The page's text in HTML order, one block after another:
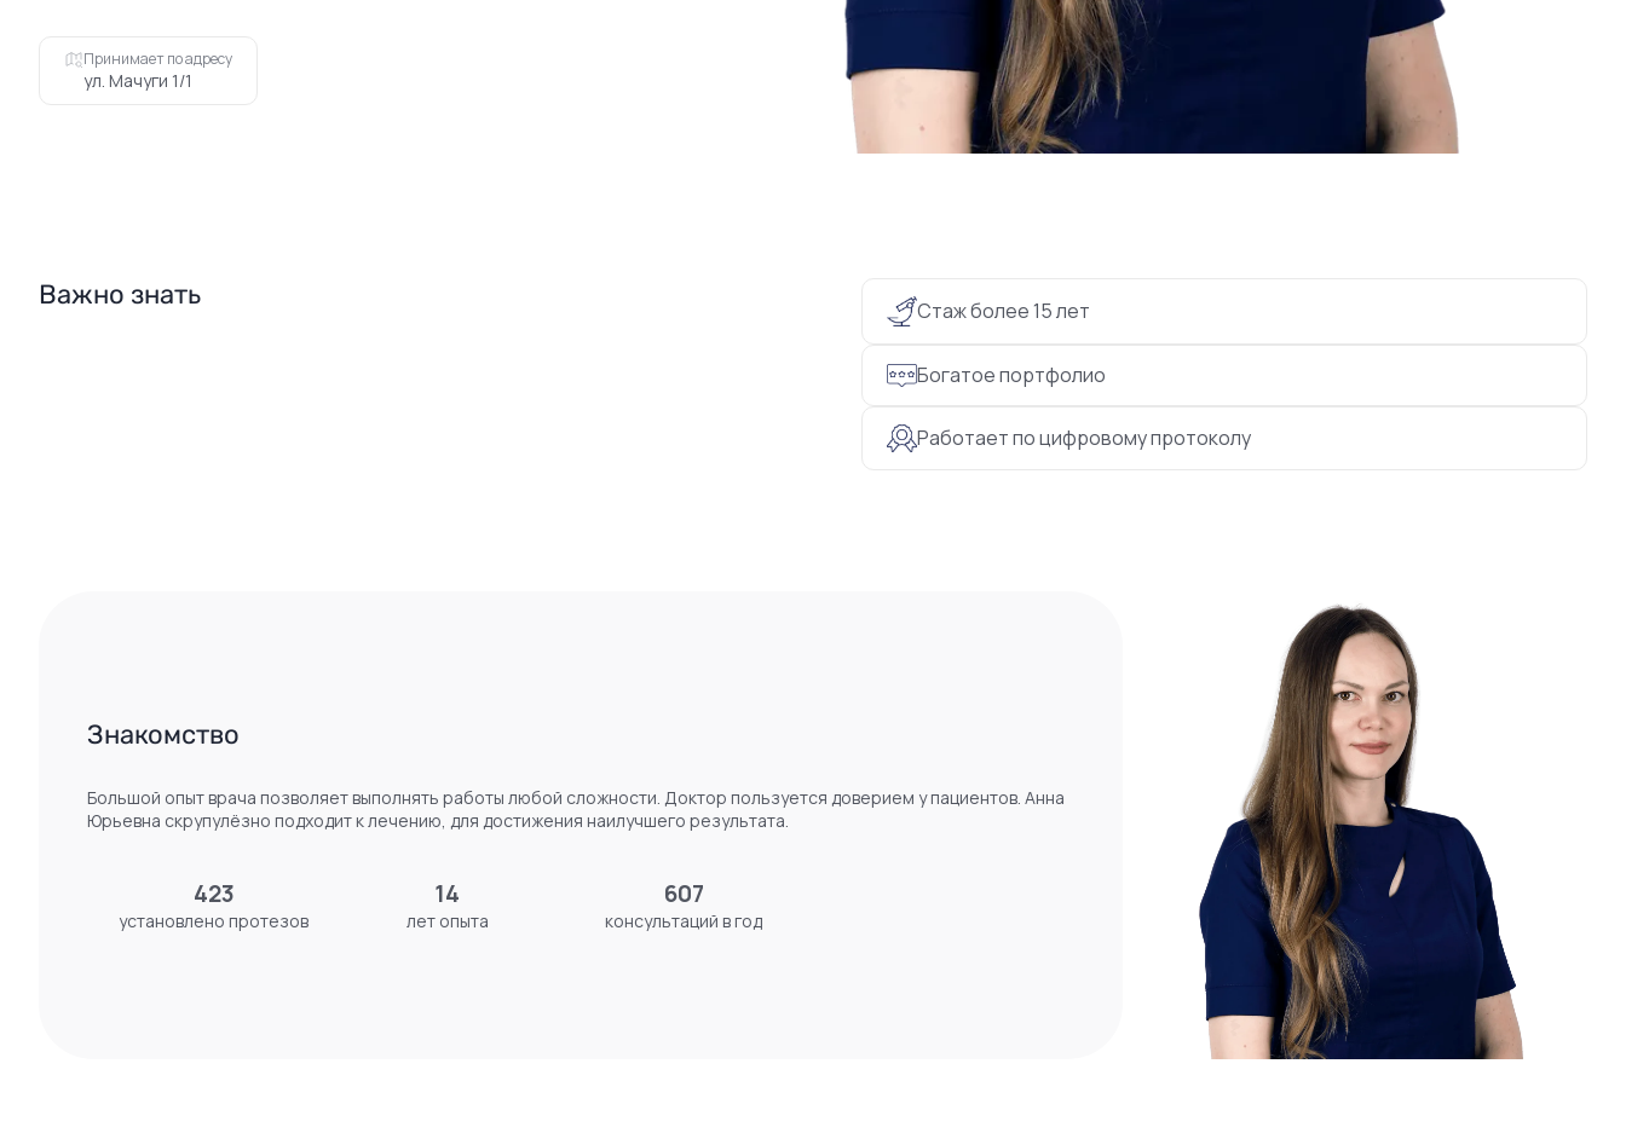
Принимает по адресу
ул. Мачуги 1/1
Важно знать
Стаж более 15 лет
Богатое портфолио
Работает по цифровому протоколу
Знакомство
Большой опыт врача позволяет выполнять работы любой сложности. Доктор пользуется доверием у пациентов. Анна
Юрьевна скрупулёзно подходит к лечению, для достижения наилучшего результата.
423 14 607
установлено протезов лет опыта консультаций в год